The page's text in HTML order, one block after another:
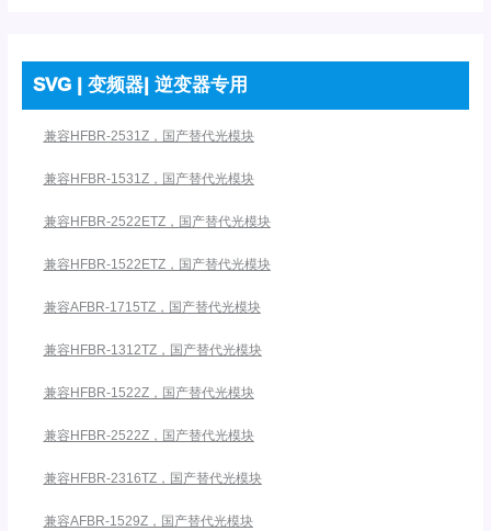
SVG | 变频器| 逆变器专用
兼容HFBR-2531Z，国产替代光模块
兼容HFBR-1531Z，国产替代光模块
兼容HFBR-2522ETZ，国产替代光模块
兼容HFBR-1522ETZ，国产替代光模块
兼容AFBR-1715TZ，国产替代光模块
兼容HFBR-1312TZ，国产替代光模块
兼容HFBR-1522Z，国产替代光模块
兼容HFBR-2522Z，国产替代光模块
兼容HFBR-2316TZ，国产替代光模块
兼容AFBR-1529Z，国产替代光模块